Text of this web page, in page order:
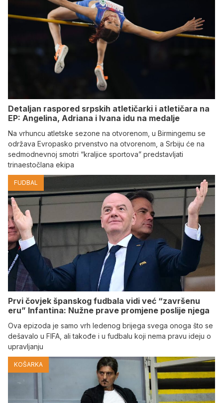
Detaljan raspored srpskih atletičarki i atletičara na
EP: Angelina, Adriana i Ivana idu na medalje
Na vrhuncu atletske sezone na otvorenom, u Birmingemu se
održava Evropasko prvenstvo na otvorenom, a Srbiju će na
sedmodnevnoj smotri “kraljice sportova” predstavljati
trinaestočlana ekipa
FUDBAL
Prvi čovjek španskog fudbala vidi već “završenu
eru” Infantina: Nužne prave promjene poslije njega
Ova epizoda je samo vrh ledenog brijega svega onoga što se
dešavalo u FIFA, ali takođe i u fudbalu koji nema pravu ideju o
upravljanju
KOŠARKA